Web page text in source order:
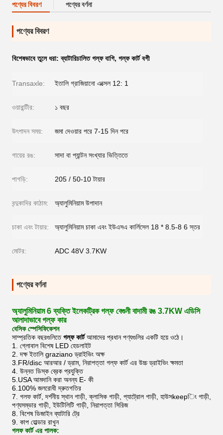
পণ্যের বিবরণ পণ্যের বর্ণনা
পণ্যের বিবরণ
বিশেষভাবে তুলে ধরা:ব্যাটারিচালিত গল্ফ বাগি, গল্ফ কার্ট বগী
Transaxle: ইতালি গ্রাজিয়ানো এক্সেল 12: 1
ওয়ারান্টীর: ১ বছর
উৎপাদন সময়: জমা দেওয়ার পরে 7-15 দিন পরে
গায়ের রঙ: সাদা বা প্যান্টন সংখ্যার ভিত্তিতে
পাগড়ি: 205 / 50-10 টায়ার
বন্দুকাদির কাঠাম: অ্যালুমিনিয়াম উপাদান
চাকা এবং টায়ার: অ্যালুমিনিয়াম চাকা এবং ইউএসএ কার্লিসেল 18 * 8.5-8 6 স্তর
মোটর: ADC 48V 3.7KW
পণ্যের বর্ণনা
অ্যালুমিনিয়াম 6 ব্যক্তি ইলেকট্রিক গল্ফ বেগুনী বাদামী রঙ 3.7KW এডিসি
আলাদাভাবে গল্ফ কার
বেসিক স্পেসিফিকেশন
সাম্প্রতিক বছরগুলিতেগল্ফ কার্টআমাদের প্রধান পণ্যগুলির একটি হয়ে ওঠে।
1. গ্লোবাল বিশেষ LED হেডলাইট
2. দক্ষ ইতালি graziano ড্রাইভিং অক্ষ
3.FR/disc আরআর / ড্রাম, নিরাপত্তা গল্ফ কার্ট এর উচ্চ ড্রাইভিং ক্ষমতা
4. উন্নত ডিস্ক ব্রেক প্রযুক্তি
5.USA আমদানি করা অনন্য E- কী
6.100% জলরোধী দ্রুতগতির
7. গলফ কার্ট, দর্শনীয় স্থান গাড়ী, ক্লাসিক গাড়ী, প্যাট্রোল গাড়ী, হাউসkeepিং গাড়ী,
পণ্যসম্ভার গাড়ী, ইউটিলিটি গাড়ী, নিরাপত্তা সিরিজ
8. বিশেষ ডিজাইন ব্যাটারি ট্রে
9. কাপ হোল্ডার রাখুন
গলফ কার্ট এর পালক: